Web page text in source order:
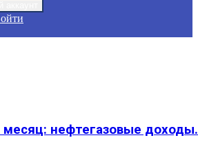
месяц: нефтегазовые